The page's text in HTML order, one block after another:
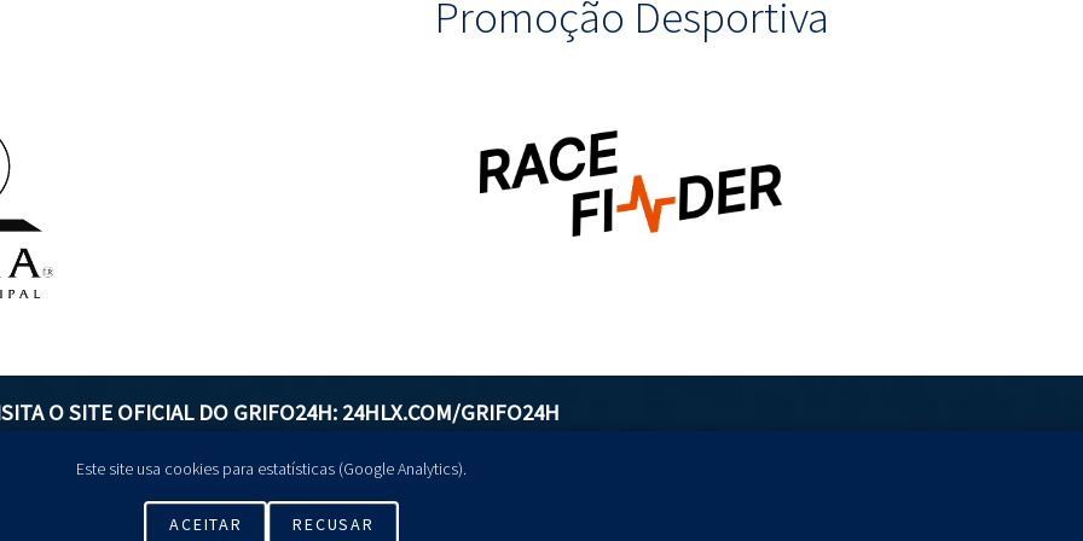
Este site usa cookies para estatísticas (Google Analytics).
ACEITAR RECUSAR
Promoção Desportiva
O SITE OFICIAL DO GRIFO24H: 24HLX.COM/GRIFO24H